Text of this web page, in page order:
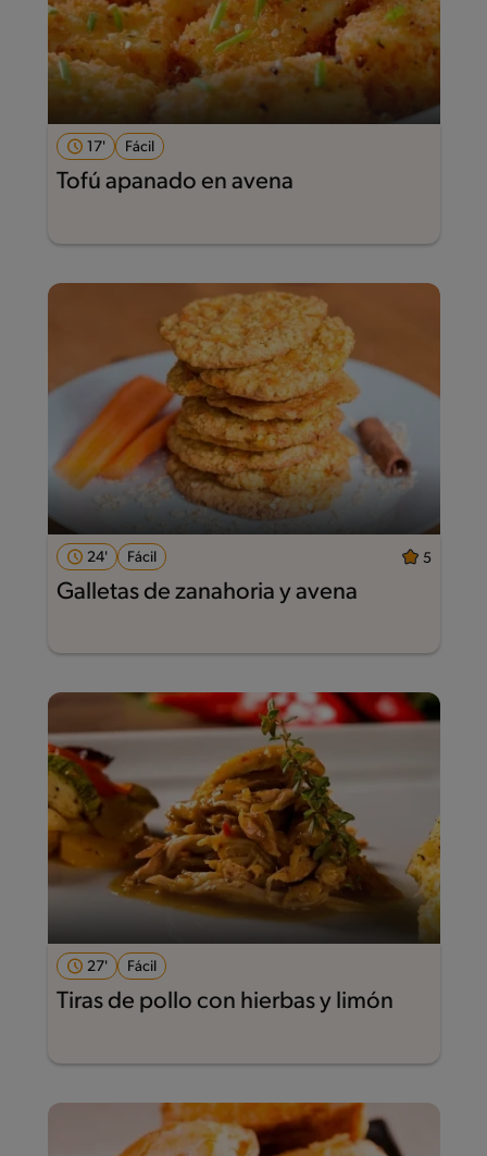
17' Fácil
Tofú apanado en avena
24' Fácil 5
Galletas de zanahoria y avena
27' Fácil
Tiras de pollo con hierbas y limón